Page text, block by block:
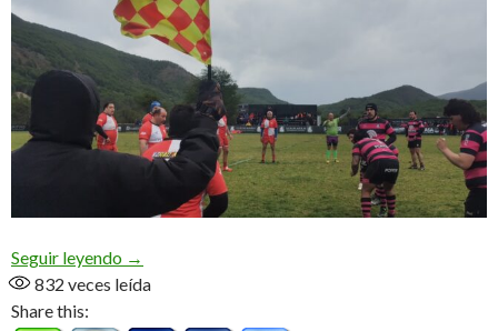
Seguir leyendo Águilas, el nuevo puntero
→
832 veces leída
Share this: